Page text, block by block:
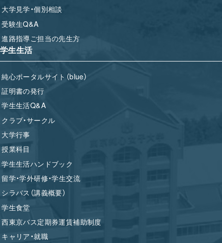
大学見学・個別相談
受験生Q&A
進路指導ご担当の先生方
学生生活
純心ポータルサイト（blue）
証明書の発行
学生生活Q&A
クラブ・サークル
大学行事
授業科目
学生生活ハンドブック
留学・学外研修・学生交流
シラバス（講義概要）
学生食堂
西東京バス定期券運賃補助制度
キャリア・就職